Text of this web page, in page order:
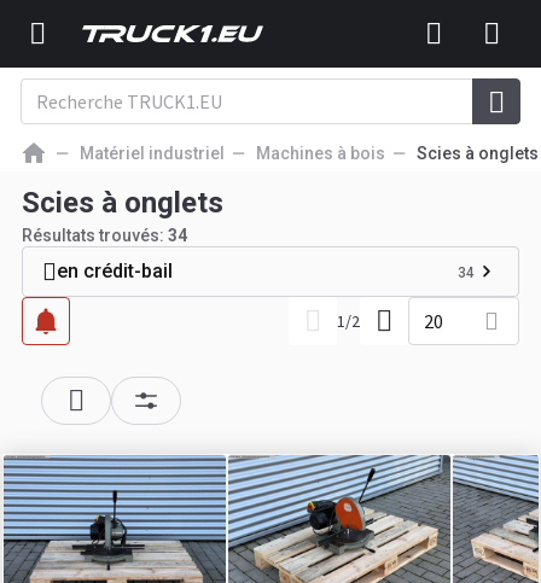
Matériel industriel Machines à bois Scies à onglets
Scies à onglets
Résultats trouvés: 34
en crédit-bail 34
1/2 20